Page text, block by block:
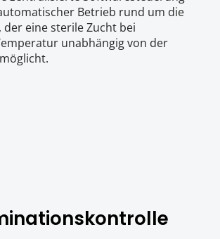
Betrieb rund um die
eine sterile Zucht bei
unabhängig von der